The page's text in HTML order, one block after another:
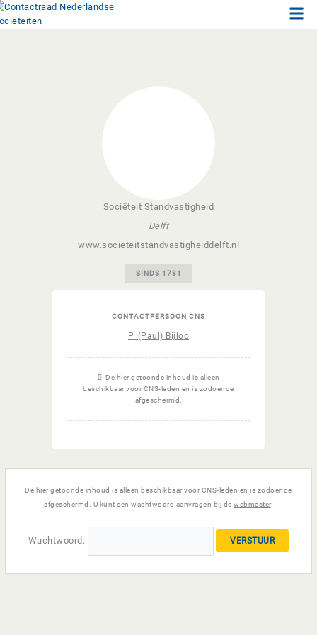
Ga
naar
Sociëteit Standvastigheid
Delft
www.societeitstandvastigheiddelft.nl
SINDS 1781
CONTACTPERSOON CNS
P. (Paul) Bijloo
De hier getoonde inhoud is alleen
beschikbaar voor CNS-leden en is zodoende
afgeschermd.
De hier getoonde inhoud is alleen beschikbaar voor CNS-leden en is zodoende
afgeschermd. U kunt een wachtwoord aanvragen bij de webmaster.
Wachtwoord: